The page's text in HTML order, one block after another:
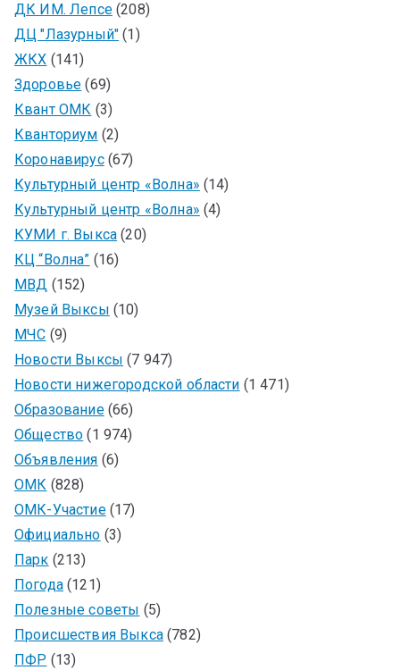
ДК ИМ. Лепсе(208)
ДЦ "Лазурный" (1)
ЖКХ (141)
Здоровье (69)
Квант ОМК (3)
Кванториум (2)
Коронавирус(67)
Культурный центр «Волна» (14)
Культурный центр «Волна» (4)
КУМИ г. Выкса (20)
КЦ “Волна” (16)
МВД (152)
Музей Выксы (10)
МЧС (9)
Новости Выксы (7 947)
Новости нижегородской области (1 471)
Образование(66)
Общество (1 974)
Объявления (6)
ОМК (828)
ОМК-Участие(17)
Официально (3)
Парк (213)
Погода(121)
Полезные советы (5)
Происшествия Выкса(782)
ПФР (13)